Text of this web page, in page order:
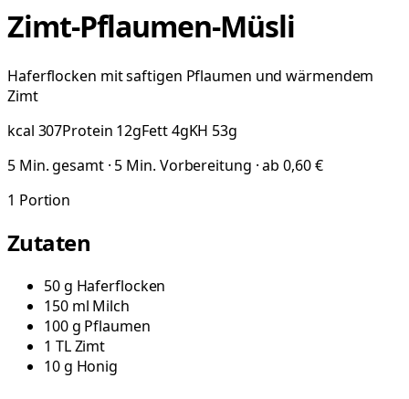
Zimt-Pflaumen-Müsli
Haferflocken mit saftigen Pflaumen und wärmendem
Zimt
kcal 307Protein 12gFett4gKH 53g
5 Min. gesamt · 5 Min. Vorbereitung · ab 0,60 €
1 Portion
Zutaten
50g Haferflocken
150 ml Milch
100g Pflaumen
1 TLZimt
10g Honig